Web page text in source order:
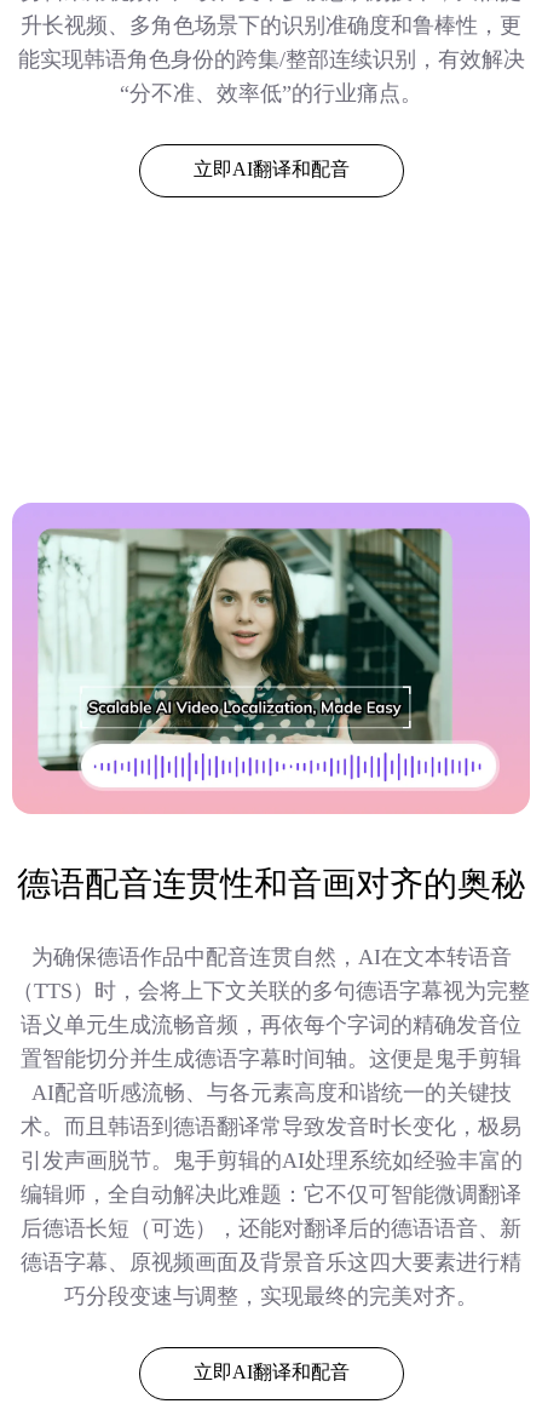
升长视频、多角色场景下的识别准确度和鲁棒性，更
能实现韩语角色身份的跨集/整部连续识别，有效解决
“分不准、效率低”的行业痛点。
立即AI翻译和配音
德语配音连贯性和音画对齐的奥秘
为确保德语作品中配音连贯自然，AI在文本转语音
（TTS）时，会将上下文关联的多句德语字幕视为完整
语义单元生成流畅音频，再依每个字词的精确发音位
置智能切分并生成德语字幕时间轴。这便是鬼手剪辑
AI配音听感流畅、与各元素高度和谐统一的关键技
术。而且韩语到德语翻译常导致发音时长变化，极易
引发声画脱节。鬼手剪辑的AI处理系统如经验丰富的
编辑师，全自动解决此难题：它不仅可智能微调翻译
后德语长短（可选），还能对翻译后的德语语音、新
德语字幕、原视频画面及背景音乐这四大要素进行精
巧分段变速与调整，实现最终的完美对齐。
立即AI翻译和配音